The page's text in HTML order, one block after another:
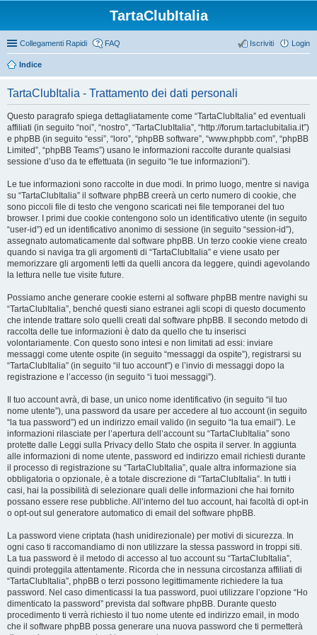
TartaClubItalia
Collegamenti Rapidi FAQ Login
Iscriviti
Indice
TartaClubItalia - Trattamento dei dati personali
Questo paragrafo spiega dettagliatamente come “TartaClubItalia” ed eventuali
affiliati (in seguito “noi”, “nostro”, “TartaClubItalia”, “http://forum.tartaclubitalia.it”)
e phpBB (in seguito “essi”, “loro”, “phpBB software”, “www.phpbb.com”, “phpBB
Limited”, “phpBB Teams”) usano le informazioni raccolte durante qualsiasi
sessione d’uso da te effettuata (in seguito “le tue informazioni”).
Le tue informazioni sono raccolte in due modi. In primo luogo, mentre si naviga
su “TartaClubItalia” il software phpBB creerà un certo numero di cookie, che
sono piccoli file di testo che vengono scaricati nei file temporanei del tuo
browser. I primi due cookie contengono solo un identificativo utente (in seguito
“user-id”) ed un identificativo anonimo di sessione (in seguito “session-id”),
assegnato automaticamente dal software phpBB. Un terzo cookie viene creato
quando si naviga tra gli argomenti di “TartaClubItalia” e viene usato per
memorizzare gli argomenti letti da quelli ancora da leggere, quindi agevolando
la lettura nelle tue visite future.
Possiamo anche generare cookie esterni al software phpBB mentre navighi su
“TartaClubItalia”, benché questi siano estranei agli scopi di questo documento
che intende trattare solo quelli creati dal software phpBB. Il secondo metodo di
raccolta delle tue informazioni è dato da quello che tu inserisci
volontariamente. Con questo sono intesi e non limitati ad essi: inviare
messaggi come utente ospite (in seguito “messaggi da ospite”), registrarsi su
“TartaClubItalia” (in seguito “il tuo account”) e l’invio di messaggi dopo la
registrazione e l’accesso (in seguito “i tuoi messaggi”).
Il tuo account avrà, di base, un unico nome identificativo (in seguito “il tuo
nome utente”), una password da usare per accedere al tuo account (in seguito
“la tua password”) ed un indirizzo email valido (in seguito “la tua email”). Le
informazioni rilasciate per l’apertura dell’account su “TartaClubItalia” sono
protette dalle Leggi sulla Privacy dello Stato che ospita il server. In aggiunta
alle informazioni di nome utente, password ed indirizzo email richiesti durante
il processo di registrazione su “TartaClubItalia”, quale altra informazione sia
obbligatoria o opzionale, è a totale discrezione di “TartaClubItalia”. In tutti i
casi, hai la possibilità di selezionare quali delle informazioni che hai fornito
possano essere rese pubbliche. All’interno del tuo account, hai facoltà di opt-in
o opt-out sul generatore automatico di email del software phpBB.
La password viene criptata (hash unidirezionale) per motivi di sicurezza. In
ogni caso ti raccomandiamo di non utilizzare la stessa password in troppi siti.
La tua password è il metodo di accesso al tuo account su “TartaClubItalia”,
quindi proteggila attentamente. Ricorda che in nessuna circostanza affiliati di
“TartaClubItalia”, phpBB o terzi possono legittimamente richiedere la tua
password. Nel caso dimenticassi la tua password, puoi utilizzare l’opzione “Ho
dimenticato la password” prevista dal software phpBB. Durante questo
procedimento ti verrà richiesto il tuo nome utente ed indirizzo email, in modo
che il software phpBB possa generare una nuova password che ti permetterà